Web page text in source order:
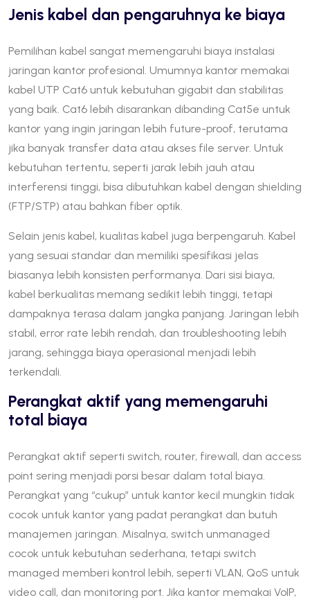
Jenis kabel dan pengaruhnya ke biaya
Pemilihan kabel sangat memengaruhi biaya instalasi
jaringan kantor profesional. Umumnya kantor memakai
kabel UTP Cat6 untuk kebutuhan gigabit dan stabilitas
yang baik. Cat6 lebih disarankan dibanding Cat5e untuk
kantor yang ingin jaringan lebih future-proof, terutama
jika banyak transfer data atau akses file server. Untuk
kebutuhan tertentu, seperti jarak lebih jauh atau
interferensi tinggi, bisa dibutuhkan kabel dengan shielding
(FTP/STP) atau bahkan fiber optik.
Selain jenis kabel, kualitas kabel juga berpengaruh. Kabel
yang sesuai standar dan memiliki spesifikasi jelas
biasanya lebih konsisten performanya. Dari sisi biaya,
kabel berkualitas memang sedikit lebih tinggi, tetapi
dampaknya terasa dalam jangka panjang. Jaringan lebih
stabil, error rate lebih rendah, dan troubleshooting lebih
jarang, sehingga biaya operasional menjadi lebih
terkendali.
Perangkat aktif yang memengaruhi
total biaya
Perangkat aktif seperti switch, router, firewall, dan access
point sering menjadi porsi besar dalam total biaya.
Perangkat yang “cukup” untuk kantor kecil mungkin tidak
cocok untuk kantor yang padat perangkat dan butuh
manajemen jaringan. Misalnya, switch unmanaged
cocok untuk kebutuhan sederhana, tetapi switch
managed memberi kontrol lebih, seperti VLAN, QoS untuk
video call, dan monitoring port. Jika kantor memakai VoIP,